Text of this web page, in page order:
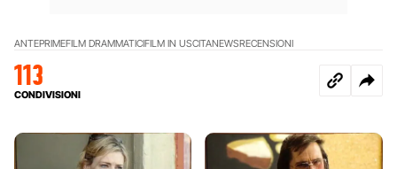
ANTEPRIMEFILM DRAMMATICIFILM IN USCITANEWSRECENSIONI
113
CONDIVISIONI